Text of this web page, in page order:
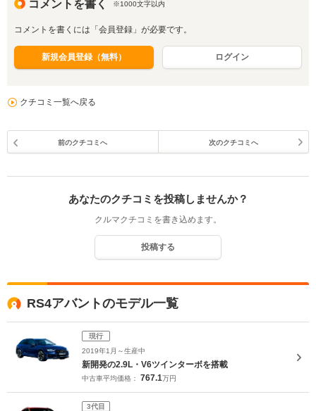
コメントを書く ※1000文字以内
コメントを書くには「会員登録」が必要です。
新規会員登録（無料） ログイン
クチコミ一覧へ戻る
前のクチコミへ 次のクチコミへ
あなたのクチコミを投稿しませんか？
クルマクチコミを書き込めます。
投稿する
RS4アバントのモデル一覧
現行
2019年1月～生産中
新開発の2.9L・V6ツインターボを搭載
中古車平均価格： 767.1万円
3代目